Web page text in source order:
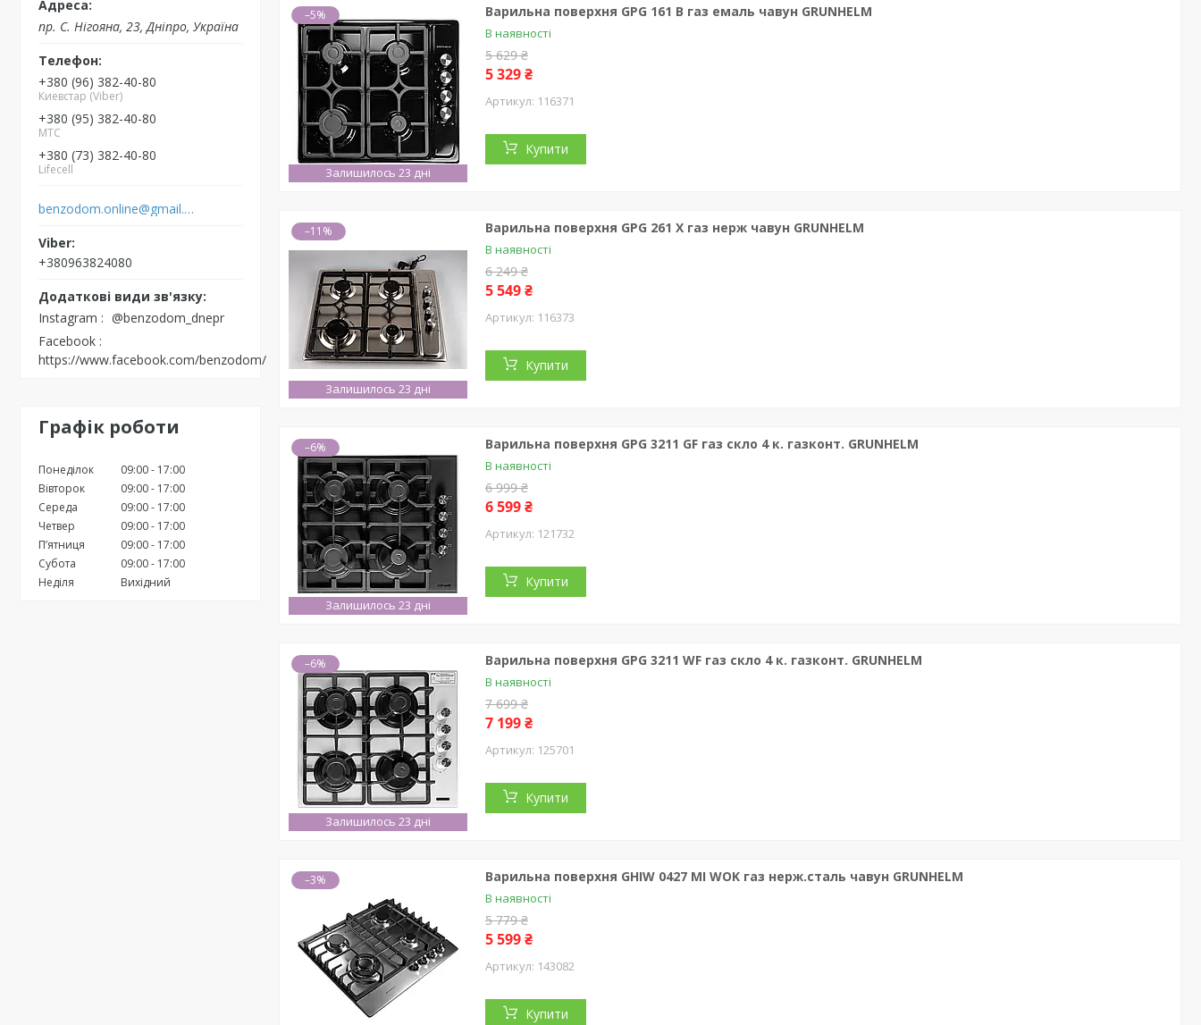
пр. С. Нігояна, 23, Дніпро, Україна
+380 (96) 382-40-80
Киевстар (Viber)
+380 (95) 382-40-80
MTC
+380 (73) 382-40-80
Lifecell
benzodom.online@gmail.com
+380963824080
Instagram
@benzodom_dnepr
Facebook
https://www.facebook.com/benzodom/
Графік роботи
Понеділок 09:00
17:00
Вівторок
09:00
17:00
Середа
09:00
17:00
Четвер
09:00
17:00
Пʼятниця
09:00
17:00
Субота
09:00
17:00
Неділя
Вихідний
–5%
Залишилось 23 дні
Варильна поверхня GPG 161 B газ емаль чавун GRUNHELM
В наявності
5 629 ₴
5 329 ₴
116371
Купити
–11%
Залишилось 23 дні
Варильна поверхня GPG 261 X газ нерж чавун GRUNHELM
В наявності
6 249 ₴
5 549 ₴
116373
Купити
–6%
Залишилось 23 дні
Варильна поверхня GPG 3211 GF газ скло 4 к. газконт. GRUNHELM
В наявності
6 999 ₴
6 599 ₴
121732
Купити
–6%
Залишилось 23 дні
Варильна поверхня GPG 3211 WF газ скло 4 к. газконт. GRUNHELM
В наявності
7 699 ₴
7 199 ₴
125701
Купити
–3% Варильна поверхня GHIW 0427 MI WOK газ нерж.сталь чавун GRUNHELM
В наявності
5 779 ₴
5 599 ₴
143082
Купити